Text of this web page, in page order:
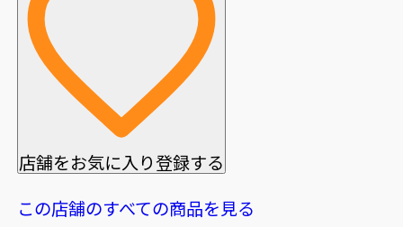
店舗をお気に入り登録する
この店舗のすべての商品を見る